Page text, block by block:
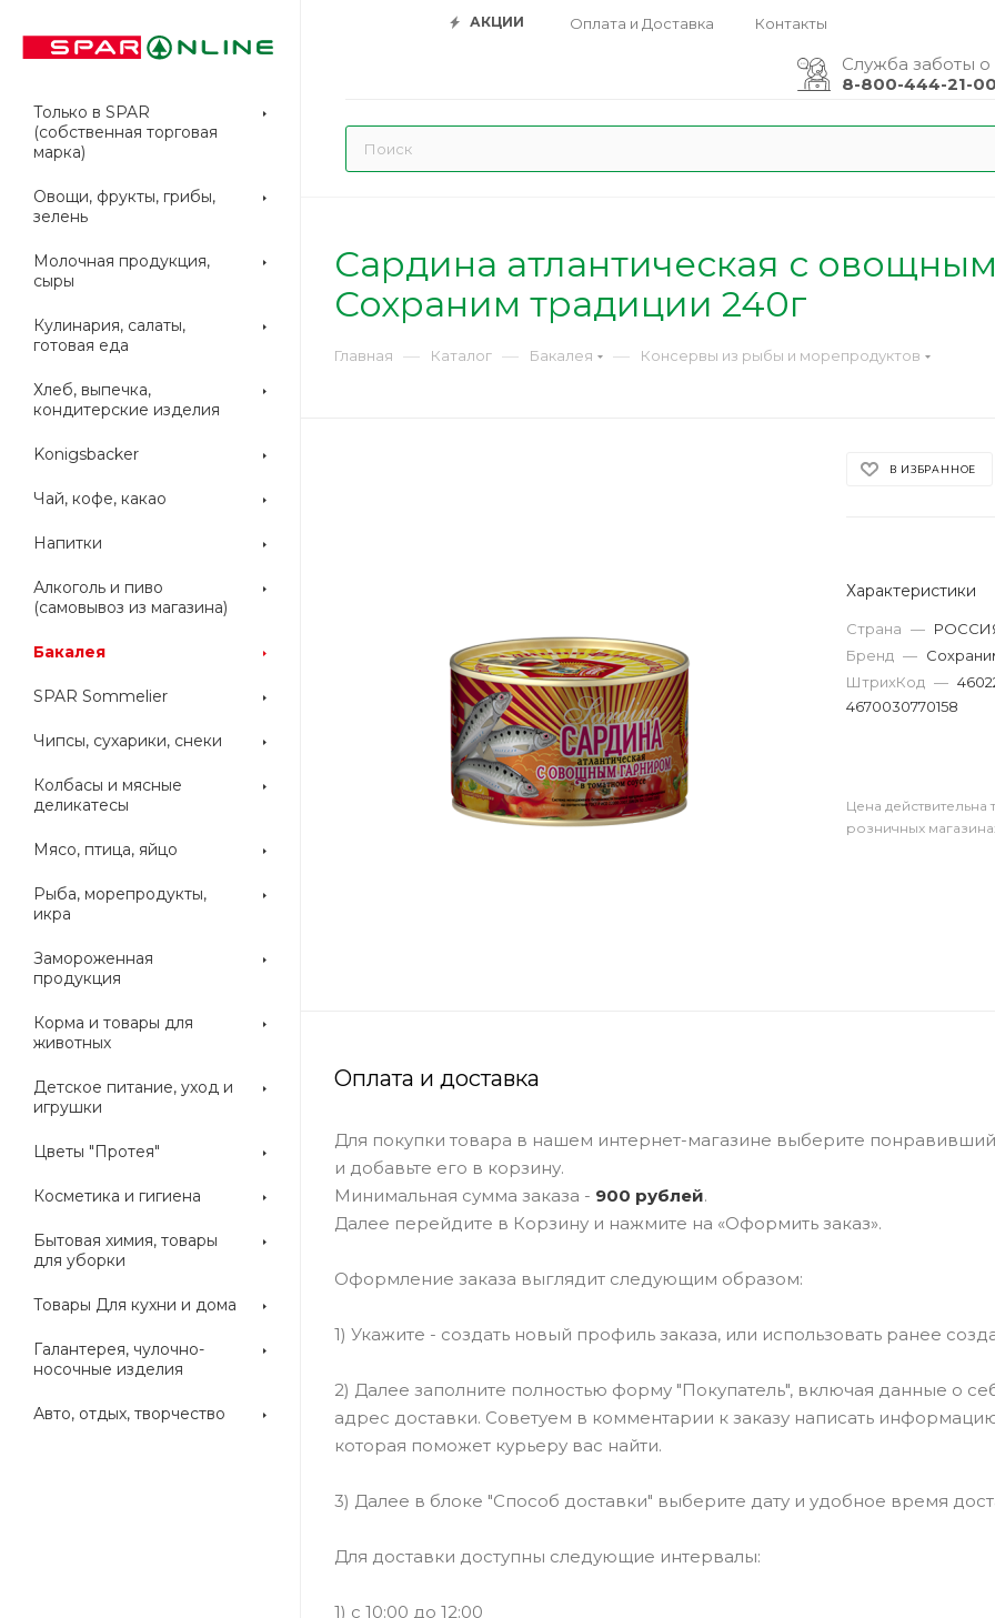
АКЦИИ Оплата и Доставка Контакты
Служба заботы о
8-800-444-21-00
Только в SPAR
(собственная торговая
марка)
Овощи, фрукты, грибы,
зелень
Молочная продукция,
сыры
Кулинария, салаты,
готовая еда
Хлеб, выпечка,
кондитерские изделия
Konigsbacker
Чай, кофе, какао
Напитки
Алкоголь и пиво
(самовывоз из магазина)
Бакалея
SPAR Sommelier
Чипсы, сухарики, снеки
Колбасы и мясные
деликатесы
Мясо, птица, яйцо
Рыба, морепродукты,
икра
Замороженная
продукция
Корма и товары для
животных
Детское питание, уход и
игрушки
Цветы "Протея"
Косметика и гигиена
Бытовая химия, товары
для уборки
Товары Для кухни и дома
Галантерея, чулочно-
носочные изделия
Авто, отдых, творчество
Сардина атлантическая с
Сохраним традиции 240г
Главная — Каталог — Бакалея — Консервы из рыбы и морепродуктов
В ИЗБРАННОЕ
Характеристики
Страна —
Бренд —
ШтрихКод —
4670030770158
Цена действительна
розничных
Оплата и доставка
Для покупки товара в нашем интернет-магазине выберите
и добавьте его в корзину.
Минимальная сумма заказа - 900 рублей.
Далее перейдите в Корзину и нажмите на «Оформить заказ».
Оформление заказа выглядит следующим образом:
1) Укажите - создать новый профиль заказа, или использовать ранее
2) Далее заполните полностью форму "Покупатель", включая данные о
адрес доставки. Советуем в комментарии к заказу написать
которая поможет курьеру вас найти.
3) Далее в блоке "Способ доставки" выберите дату и удобное время
Для доставки доступны следующие интервалы:
1) c 10:00 до 12:00